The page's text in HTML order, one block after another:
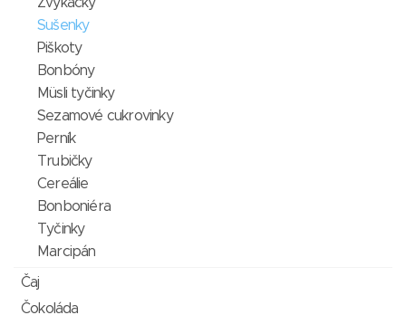
Sušenky
Piškoty
Bonbóny
Müsli tyčinky
Sezamové cukrovinky
Perník
Trubičky
Cereálie
Bonboniéra
Tyčinky
Marcipán
Čaj
Čokoláda